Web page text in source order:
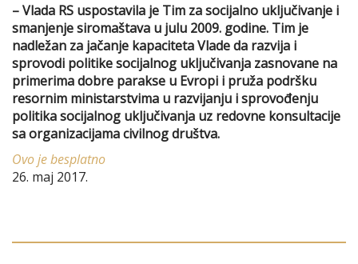
– Vlada RS uspostavila je Tim za socijalno uključivanje i
smanjenje siromaštava u julu 2009. godine. Tim je
nadležan za jačanje kapaciteta Vlade da razvija i
sprovodi politike socijalnog uključivanja zasnovane na
primerima dobre parakse u Evropi i pruža podršku
resornim ministarstvima u razvijanju i sprovođenju
politika socijalnog uključivanja uz redovne konsultacije
sa organizacijama civilnog društva.
Ovo je besplatno
26. maj 2017.